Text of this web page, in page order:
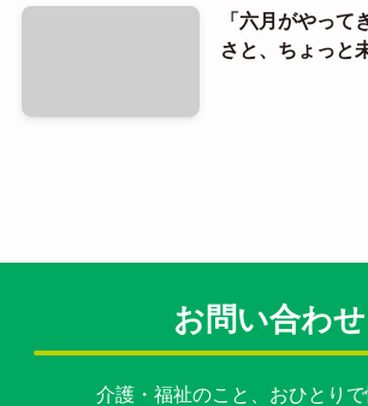
「六月がやって
さと、ちょっと
お問い合わせ
介護・福祉のこと、おひとり